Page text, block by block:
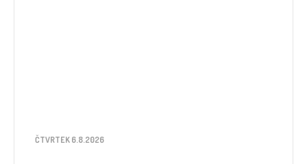
ČTVRTEK 6.8.2026